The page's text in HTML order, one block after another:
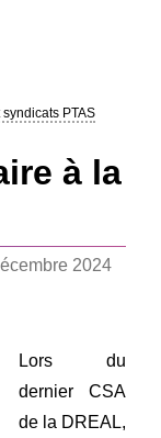
PTAS
à la
2024
Lors du
dernier CSA
de la DREAL,